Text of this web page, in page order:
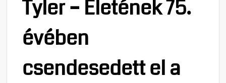
Tyler – Életének 75.
évében
csendesedett el a